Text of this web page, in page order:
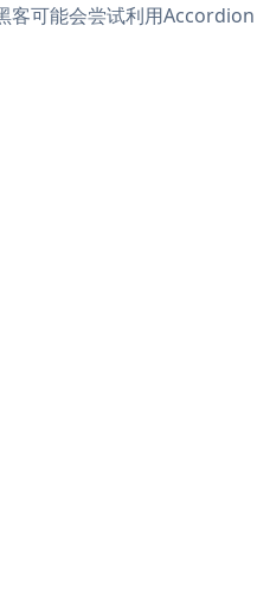
客可能会尝试利用Accordion